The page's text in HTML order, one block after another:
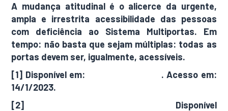
A mudança atitudinal é o alicerce da urgente,
ampla e irrestrita acessibilidade das pessoas
com deficiência ao Sistema Multiportas. Em
tempo: não basta que sejam múltiplas: todas as
portas devem ser, igualmente, acessíveis.
[1] Disponível em:
. Acesso em:
14/1/2023.
[2] Disponível